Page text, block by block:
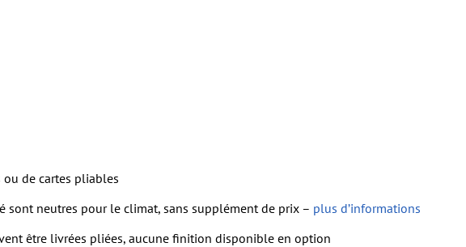
ainsi pas imprimés
imprimé
de cartes pliables
sont neutres pour le climat, sans supplément de prix – plus d’informations
être livrées pliées, aucune finition disponible en option